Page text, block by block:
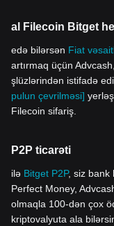
al Filecoin Bitget
edə bilərsən Fiat
artırmaq üçün
şlüzlərindən istifadə
pulun çevrilməsi]
Filecoin sifariş.
P2P ticarəti
ilə Bitget P2P, siz bank
Perfect Money,
olmaqla 100-dən çox
kriptovalyuta ala